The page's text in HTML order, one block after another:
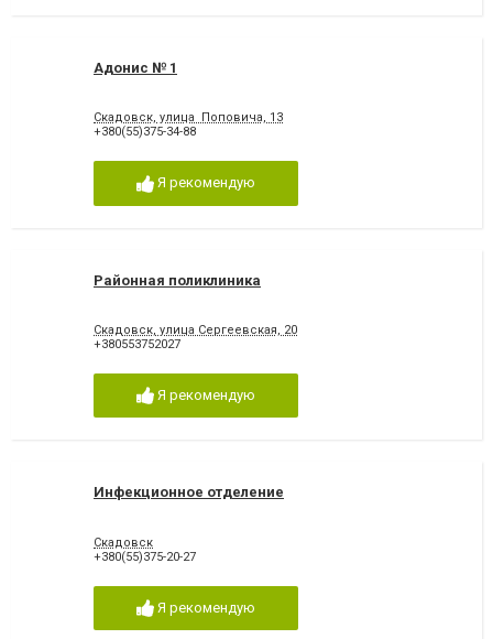
Адонис № 1
Скадовск, улица Поповича, 13
+380(55)375-34-88
Я рекомендую
Районная поликлиника
Скадовск, улица Сергеевская, 20
+380553752027
Я рекомендую
Инфекционное отделение
Скадовск
+380(55)375-20-27
Я рекомендую